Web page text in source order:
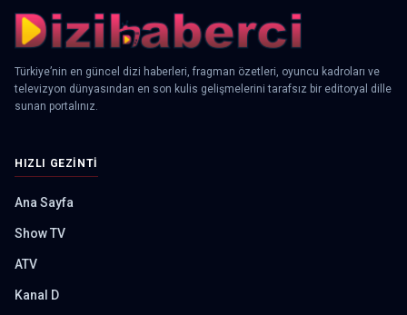
Türkiye’nin en güncel dizi haberleri, fragman özetleri, oyuncu kadroları ve
televizyon dünyasından en son kulis gelişmelerini tarafsız bir editoryal dille
sunan portalınız.
HIZLI GEZINTI
Ana Sayfa
Show TV
ATV
Kanal D